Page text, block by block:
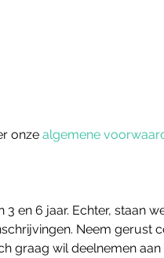
onze algemene
en 6 jaar. Echter, staan
Neem gerust
graag wil deelnemen